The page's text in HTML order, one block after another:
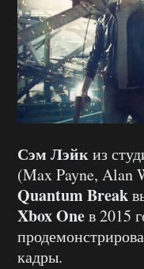
Сэм Лэйкиз
(Max Payne, Alan
Quantum Break
Xbox Oneв 2015
кадры.